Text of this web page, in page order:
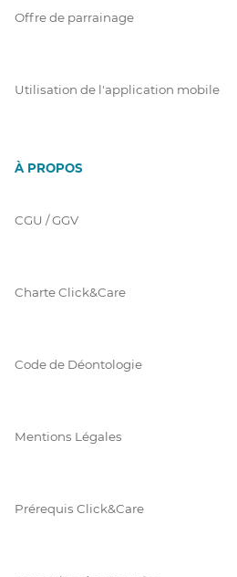
Offre de parrainage
Utilisation de l'application mobile
À PROPOS
CGU / GGV
Charte Click&Care
Code de Déontologie
Mentions Légales
Prérequis Click&Care